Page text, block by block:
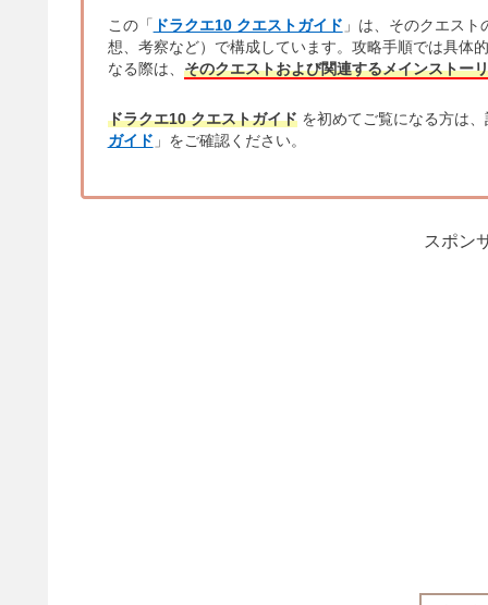
この「 ドラクエ10 クエストガイド 」は、そのクエスト
想、考察など）で構成しています。攻略手順では具体
なる際は、 そのクエストおよび関連するメインストー
ドラクエ10 クエストガイドを初めてご覧になる方は
ガイド 」をご確認ください。
スポン